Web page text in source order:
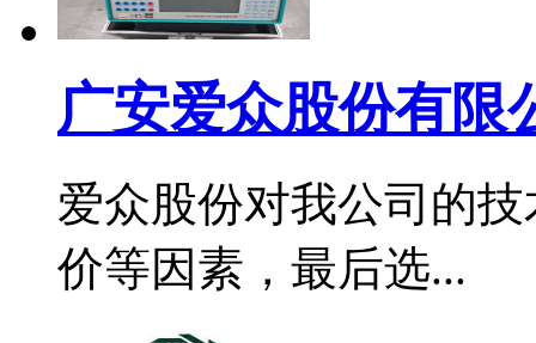
广安爱众股份有限
爱众股份对我公司的
价等因素，最后选...